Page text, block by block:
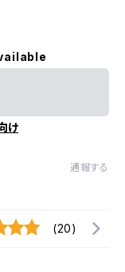
け
通報する
(20)